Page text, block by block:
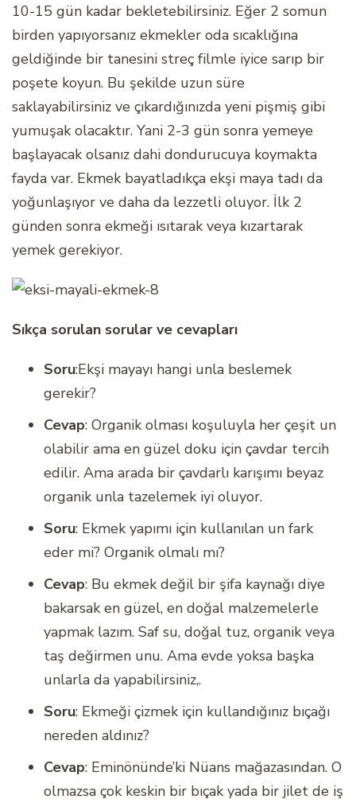
10-15 gün kadar bekletebilirsiniz. Eğer 2 somun
birden yapıyorsanız ekmekler oda sıcaklığına
geldiğinde bir tanesini streç filmle iyice sarıp bir
poşete koyun. Bu şekilde uzun süre
saklayabilirsiniz ve çıkardığınızda yeni pişmiş gibi
yumuşak olacaktır. Yani 2-3 gün sonra yemeye
başlayacak olsanız dahi dondurucuya koymakta
fayda var. Ekmek bayatladıkça ekşi maya tadı da
yoğunlaşıyor ve daha da lezzetli oluyor. İlk 2
günden sonra ekmeği ısıtarak veya kızartarak
yemek gerekiyor.
Sıkça sorulan sorular ve cevapları
Soru:Ekşi mayayı hangi unla beslemek
gerekir?
Cevap: Organik olması koşuluyla her çeşit un
olabilir ama en güzel doku için çavdar tercih
edilir. Ama arada bir çavdarlı karışımı beyaz
organik unla tazelemek iyi oluyor.
Soru: Ekmek yapımı için kullanılan un fark
eder mi? Organik olmalı mı?
Cevap: Bu ekmek değil bir şifa kaynağı diye
bakarsak en güzel, en doğal malzemelerle
yapmak lazım. Saf su, doğal tuz, organik veya
taş değirmen unu. Ama evde yoksa başka
unlarla da yapabilirsiniz,.
Soru: Ekmeği çizmek için kullandığınız bıçağı
nereden aldınız?
Cevap: Eminönünde’ki Nüans mağazasından. O
olmazsa çok keskin bir bıçak yada bir jilet de iş